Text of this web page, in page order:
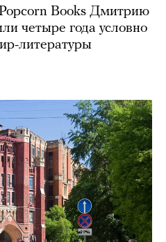
Books Дмитрию
четыре года условно
литературы